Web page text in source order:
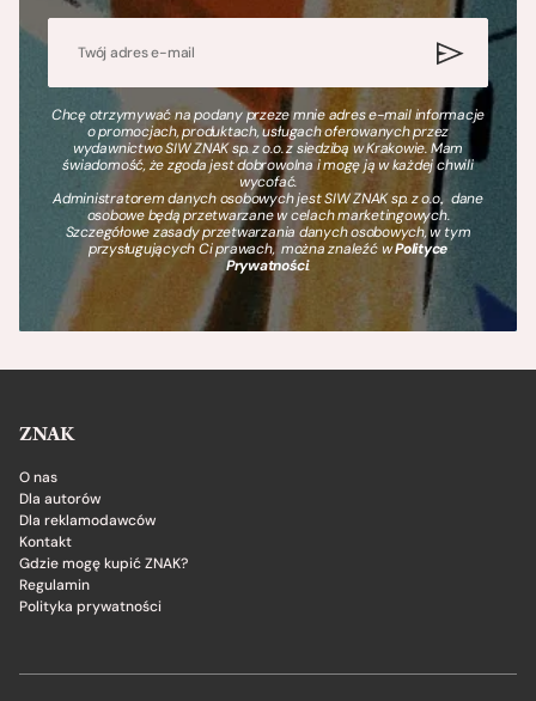
Chcę otrzymywać na podany przeze mnie adres e-mail informacje
o promocjach, produktach, usługach oferowanych przez
wydawnictwo SIW ZNAK sp. z o.o. z siedzibą w Krakowie. Mam
świadomość, że zgoda jest dobrowolna i mogę ją w każdej chwili
wycofać.
Administratorem danych osobowych jest SIW ZNAK sp. z o.o., dane
osobowe będą przetwarzane w celach marketingowych.
Szczegółowe zasady przetwarzania danych osobowych, w tym
przysługujących Ci prawach, można znaleźć wPolityce
Prywatności.
ZNAK
O nas
Dla autorów
Dla reklamodawców
Kontakt
Gdzie mogę kupić ZNAK?
Regulamin
Polityka prywatności